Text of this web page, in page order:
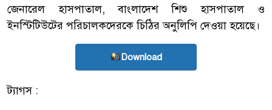
জেনারেল হাসপাতাল, বাংলাদেশ শিশু হাসপাতাল ও
ইনস্টিটিউটের পরিচালকদেরকে চিঠির অনুলিপি দেওয়া হয়েছে।
Download
ট্যাগস :